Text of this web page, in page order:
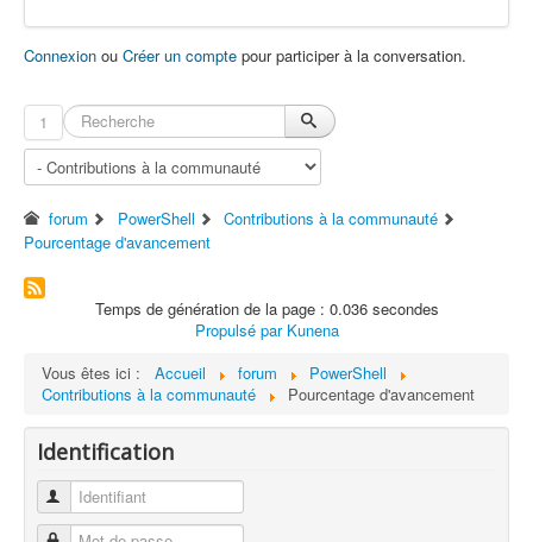
Connexion ou Créer un compte pour participer à la conversation.
1
forum PowerShell
Contributions à la communauté
Pourcentage d'avancement
Temps de génération de la page : 0.036 secondes
Propulsé par Kunena
Vous êtes ici :
Accueil forum
PowerShell
Contributions à la communauté
Pourcentage d'avancement
Identification
Identifiant